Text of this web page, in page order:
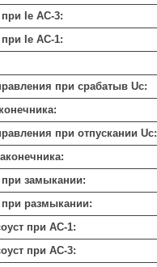
Ie АС-3:
Ie АС-1:
при срабатыв Uc:
при отпускании Uc:
замыкании:
размыкании:
при АС-1:
при АС-3: